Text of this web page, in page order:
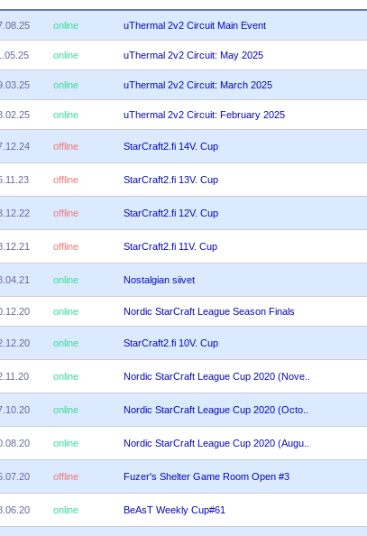
online uThermal 2v2 Circuit Main Event
online uThermal 2v2 Circuit: May 2025
online uThermal 2v2 Circuit: March 2025
online uThermal 2v2 Circuit: February 2025
offline StarCraft2.fi 14V. Cup
offline StarCraft2.fi 13V. Cup
offline StarCraft2.fi 12V. Cup
offline StarCraft2.fi 11V. Cup
online Nostalgian siivet
online Nordic StarCraft League Season Finals
online StarCraft2.fi 10V. Cup
online Nordic StarCraft League Cup 2020 (Nove..
online Nordic StarCraft League Cup 2020 (Octo..
online Nordic StarCraft League Cup 2020 (Augu..
offline Fuzer's Shelter Game Room Open #3
online BeAsT Weekly Cup#61